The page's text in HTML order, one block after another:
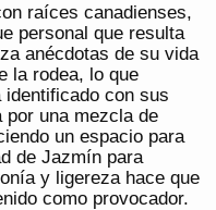
raíces canadienses,
personal que resulta
anécdotas de su vida
la rodea, lo que
con sus
una mezcla de
un espacio para
de Jazmín para
y ligereza hace que
como provocador.